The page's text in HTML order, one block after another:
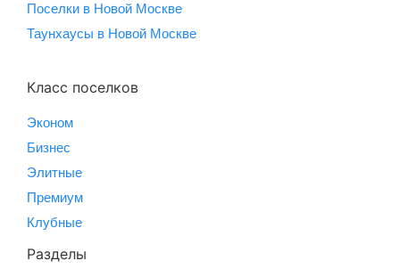
Поселки в Новой Москве
Таунхаусы в Новой Москве
Класс поселков
Эконом
Бизнес
Элитные
Премиум
Клубные
Разделы